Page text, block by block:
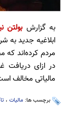
به گزارشبولتن
ابلاغیه جدید به
در ازای دریافت
مالیاتی مخالف
برچسب ها: مالیات ،